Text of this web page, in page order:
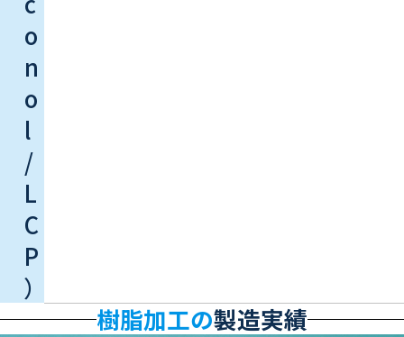
o
n
o
l
/
L
C
P
）
樹脂加工の製造実績